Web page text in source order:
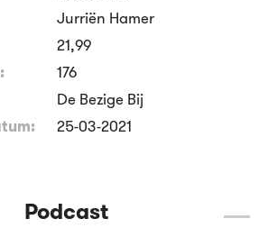
Jurriën Hamer
21,99
176
De Bezige Bij
25-03-2021
Podcast